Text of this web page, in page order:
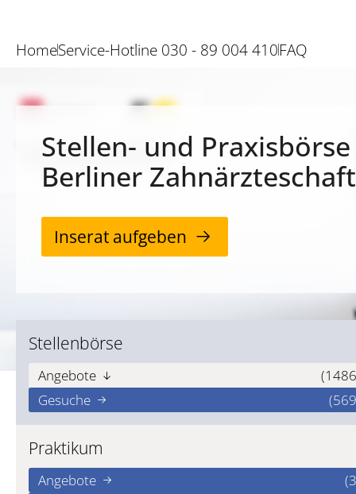
HomeService-Hotline 030 - 89 004 410FAQ
Stellen- und
Berliner Zahnärzteschaft
Inserat aufgeben
Stellenbörse
Angebote
Gesuche
Praktikum
Angebote